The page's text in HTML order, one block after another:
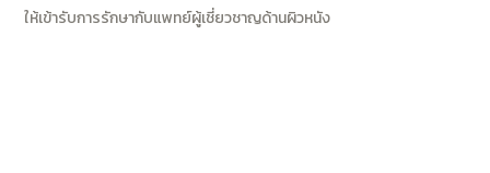
ให้เข้ารับการรักษากับแพทย์ผู้เชี่ยวชาญด้านผิวหนัง